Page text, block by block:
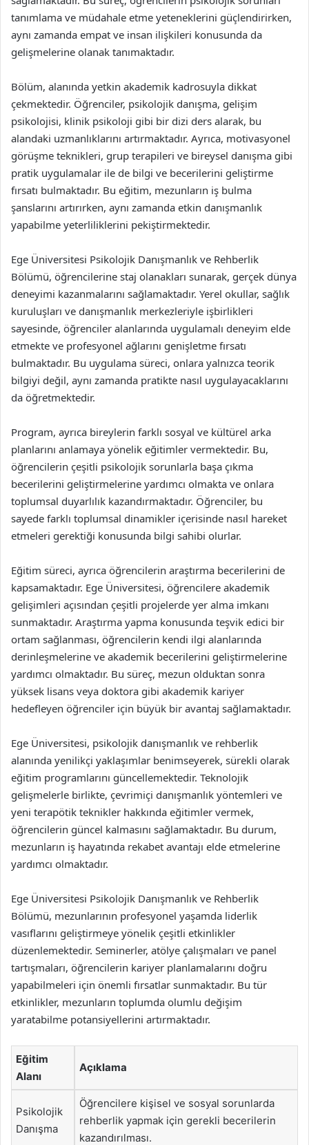
tanımlama ve müdahale etme yeteneklerini güçlendirirken,
aynı zamanda empat ve insan ilişkileri konusunda da
gelişmelerine olanak tanımaktadır.
Bölüm, alanında yetkin akademik kadrosuyla dikkat
çekmektedir. Öğrenciler, psikolojik danışma, gelişim
psikolojisi, klinik psikoloji gibi bir dizi ders alarak, bu
alandaki uzmanlıklarını artırmaktadır. Ayrıca, motivasyonel
görüşme teknikleri, grup terapileri ve bireysel danışma gibi
pratik uygulamalar ile de bilgi ve becerilerini geliştirme
fırsatı bulmaktadır. Bu eğitim, mezunların iş bulma
şanslarını artırırken, aynı zamanda etkin danışmanlık
yapabilme yeterliliklerini pekiştirmektedir.
Ege Üniversitesi Psikolojik Danışmanlık ve Rehberlik
Bölümü, öğrencilerine staj olanakları sunarak, gerçek dünya
deneyimi kazanmalarını sağlamaktadır. Yerel okullar, sağlık
kuruluşları ve danışmanlık merkezleriyle işbirlikleri
sayesinde, öğrenciler alanlarında uygulamalı deneyim elde
etmekte ve profesyonel ağlarını genişletme fırsatı
bulmaktadır. Bu uygulama süreci, onlara yalnızca teorik
bilgiyi değil, aynı zamanda pratikte nasıl uygulayacaklarını
da öğretmektedir.
Program, ayrıca bireylerin farklı sosyal ve kültürel arka
planlarını anlamaya yönelik eğitimler vermektedir. Bu,
öğrencilerin çeşitli psikolojik sorunlarla başa çıkma
becerilerini geliştirmelerine yardımcı olmakta ve onlara
toplumsal duyarlılık kazandırmaktadır. Öğrenciler, bu
sayede farklı toplumsal dinamikler içerisinde nasıl hareket
etmeleri gerektiği konusunda bilgi sahibi olurlar.
Eğitim süreci, ayrıca öğrencilerin araştırma becerilerini de
kapsamaktadır. Ege Üniversitesi, öğrencilere akademik
gelişimleri açısından çeşitli projelerde yer alma imkanı
sunmaktadır. Araştırma yapma konusunda teşvik edici bir
ortam sağlanması, öğrencilerin kendi ilgi alanlarında
derinleşmelerine ve akademik becerilerini geliştirmelerine
yardımcı olmaktadır. Bu süreç, mezun olduktan sonra
yüksek lisans veya doktora gibi akademik kariyer
hedefleyen öğrenciler için büyük bir avantaj sağlamaktadır.
Ege Üniversitesi, psikolojik danışmanlık ve rehberlik
alanında yenilikçi yaklaşımlar benimseyerek, sürekli olarak
eğitim programlarını güncellemektedir. Teknolojik
gelişmelerle birlikte, çevrimiçi danışmanlık yöntemleri ve
yeni terapötik teknikler hakkında eğitimler vermek,
öğrencilerin güncel kalmasını sağlamaktadır. Bu durum,
mezunların iş hayatında rekabet avantajı elde etmelerine
yardımcı olmaktadır.
Ege Üniversitesi Psikolojik Danışmanlık ve Rehberlik
Bölümü, mezunlarının profesyonel yaşamda liderlik
vasıflarını geliştirmeye yönelik çeşitli etkinlikler
düzenlemektedir. Seminerler, atölye çalışmaları ve panel
tartışmaları, öğrencilerin kariyer planlamalarını doğru
yapabilmeleri için önemli fırsatlar sunmaktadır. Bu tür
etkinlikler, mezunların toplumda olumlu değişim
yaratabilme potansiyellerini artırmaktadır.
Eğitim
Alanı
Açıklama
Psikolojik
Danışma
Öğrencilere kişisel ve sosyal sorunlarda
rehberlik yapmak için gerekli becerilerin
kazandırılması.